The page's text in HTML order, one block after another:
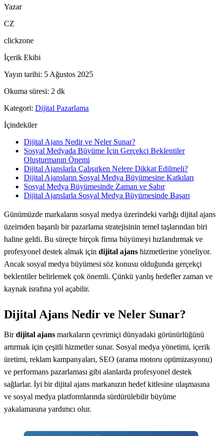
Yazar
CZ
clickzone
İçerik Ekibi
Yayın tarihi: 5 Ağustos 2025
Okuma süresi: 2 dk
Kategori: Dijital Pazarlama
İçindekiler
Dijital Ajans Nedir ve Neler Sunar?
Sosyal Medyada Büyüme İçin Gerçekçi Beklentiler
Oluşturmanın Önemi
Dijital Ajanslarla Çalışırken Nelere Dikkat Edilmeli?
Dijital Ajansların Sosyal Medya Büyümesine Katkıları
Sosyal Medya Büyümesinde Zaman ve Sabır
Dijital Ajanslarla Sosyal Medya Büyümesinde Başarı
Günümüzde markaların sosyal medya üzerindeki varlığı dijital ajans
üzeirnden başarılı bir pazarlama stratejisinin temel taşlarından biri
haline geldi. Bu süreçte birçok firma büyümeyi hızlandırmak ve
profesyonel destek almak için dijital ajans hizmetlerine yöneliyor.
Ancak sosyal medya büyümesi söz konusu olduğunda gerçekçi
beklentiler belirlemek çok önemli. Çünkü yanlış hedefler zaman ve
kaynak israfına yol açabilir.
Dijital Ajans Nedir ve Neler Sunar?
Birdijital ajans markaların çevrimiçi dünyadaki görünürlüğünü
artırmak için çeşitli hizmetler sunar. Sosyal medya yönetimi, içerik
üretimi, reklam kampanyaları, SEO (arama motoru optimizasyonu)
ve performans pazarlaması gibi alanlarda profesyonel destek
sağlarlar. İyi bir dijital ajans markanızın hedef kitlesine ulaşmasına
ve sosyal medya platformlarında sürdürülebilir büyüme
yakalamasına yardımcı olur.